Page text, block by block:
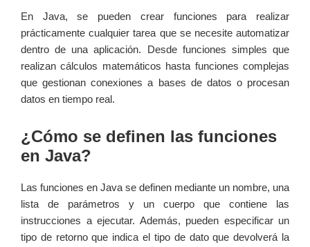
En Java, se pueden crear funciones para realizar
prácticamente cualquier tarea que se necesite automatizar
dentro de una aplicación. Desde funciones simples que
realizan cálculos matemáticos hasta funciones complejas
que gestionan conexiones a bases de datos o procesan
datos en tiempo real.
¿Cómo se definen las funciones
en Java?
Las funciones en Java se definen mediante un nombre, una
lista de parámetros y un cuerpo que contiene las
instrucciones a ejecutar. Además, pueden especificar un
tipo de retorno que indica el tipo de dato que devolverá la